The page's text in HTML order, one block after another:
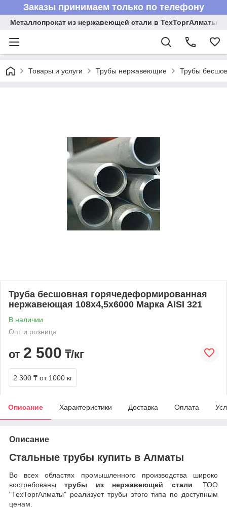
Заказы принимаем только по телефону
Металлопрокат из нержавеющей стали в ТехТоргАлматы
Товары и услуги Трубы нержавеющие Трубы
Труба бесшовная горячедеформированная
нержавеющая 108х4,5х6000 Марка AISI 321
В наличии
Опт и розница
от 2 500 ₸/кг
2 300 ₸ от 1000 кг
Описание Характеристики Доставка Оплата
Описание
Стальные трубы купить в Алматы
Во всех областях промышленного производства широко
востребованытрубы из нержавеющей стали. ТОО
"ТехТоргАлматы" реализует трубы этого типа по доступным
ценам.